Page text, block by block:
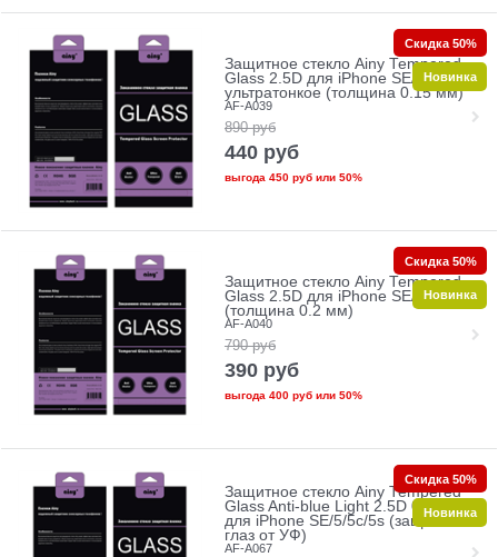
Защитное стекло Ainy Tempered
Glass 2.5D для iPhone SE/5/5c/5s
ультратонкое (толщина 0.15 мм)
AF-A039
890 руб
440 руб
выгода 450 рубили 50%
Скидка 50%
Новинка
Защитное стекло Ainy Tempered
Glass 2.5D для iPhone SE/5/5c/5s
(толщина 0.2 мм)
AF-A040
790 руб
390 руб
выгода 400 рубили 50%
Скидка 50%
Новинка
Защитное стекло Ainy Tempered
Glass Anti-blue Light 2.5D 0.33mm
для iPhone SE/5/5c/5s (защита
глаз от УФ)
AF-A067
Скидка 50%
Новинка